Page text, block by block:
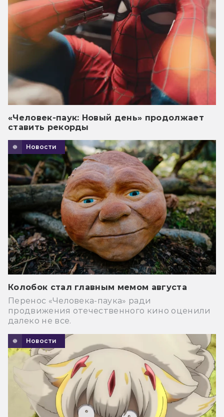
«Человек-паук: Новый день» продолжает
ставить рекорды
Новости
Колобок стал главным мемом августа
Перенос «Человека-паука» ради
продвижения отечественного кино оценили
далеко не все.
Новости